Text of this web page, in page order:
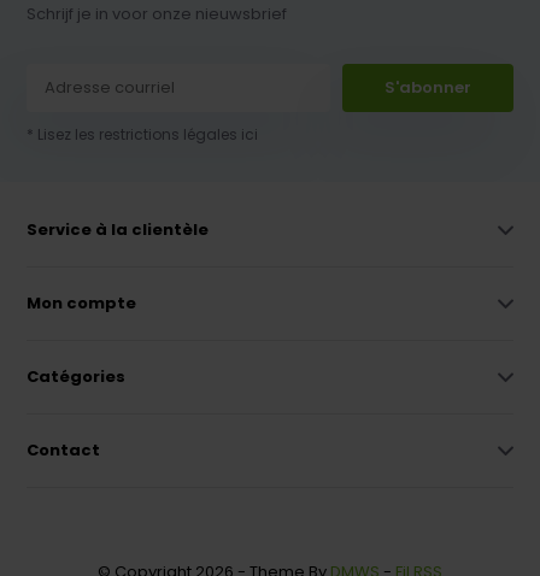
Schrijf je in voor onze nieuwsbrief
S'abonner
* Lisez les restrictions légales ici
Service à la clientèle
Mon compte
Catégories
Contact
© Copyright 2026 - Theme By DMWS - Fil RSS